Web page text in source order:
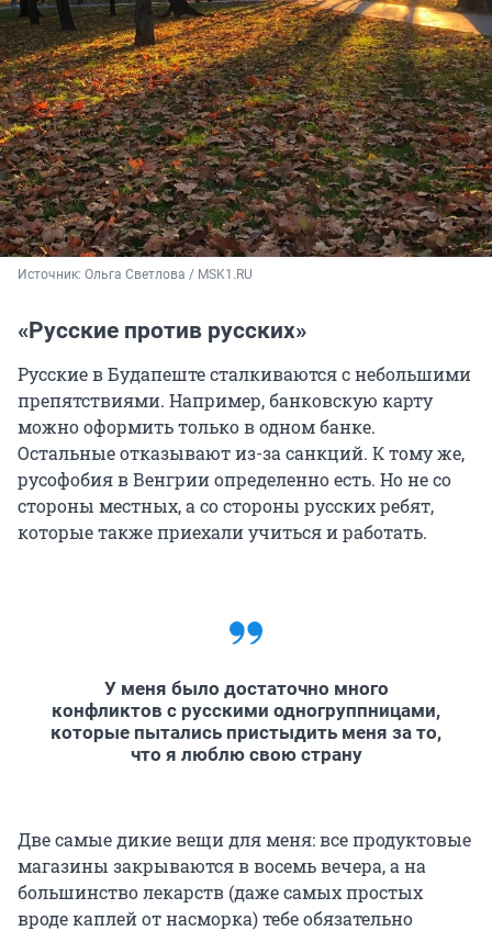
Источник: Ольга Светлова / MSK1.RU
«Русские против русских»
Русские в Будапеште сталкиваются с небольшими
препятствиями. Например, банковскую карту
можно оформить только в одном банке.
Остальные отказывают из-за санкций. К тому же,
русофобия в Венгрии определенно есть. Но не со
стороны местных, а со стороны русских ребят,
которые также приехали учиться и работать.
У меня было достаточно много
конфликтов с русскими одногруппницами,
которые пытались пристыдить меня за то,
что я люблю свою страну
Две самые дикие вещи для меня: все продуктовые
магазины закрываются в восемь вечера, а на
большинство лекарств (даже самых простых
вроде каплей от насморка) тебе обязательно